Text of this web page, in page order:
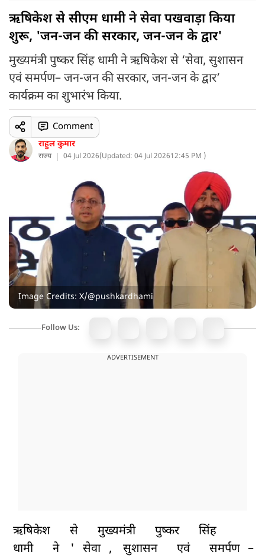
ऋषिकेश से सीएम धामी ने सेवा पखवाड़ा किया
शुरू, 'जन-जन की सरकार, जन-जन के द्वार'
मुख्यमंत्री पुष्कर सिंह धामी ने ऋषिकेश से ‘सेवा, सुशासन
एवं समर्पण– जन-जन की सरकार, जन-जन के द्वार’
कार्यक्रम का शुभारंभ किया.
राहुल कुमार
राज्य 04 Jul 2026(Updated: 04 Jul 202612:45 PM )
Comment
Image Credits: X/@pushkardhami
Follow Us:
ADVERTISEMENT
ऋषिकेश से मुख्यमंत्री पुष्कर
सिंह
धामी
ने ' सेवा , सुशासन एवं समर्पण –